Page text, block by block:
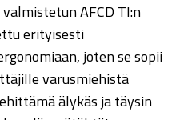
AFCD TI:n
erityisesti
joten se sopii
varusmiehistä
älykäs ja täysin